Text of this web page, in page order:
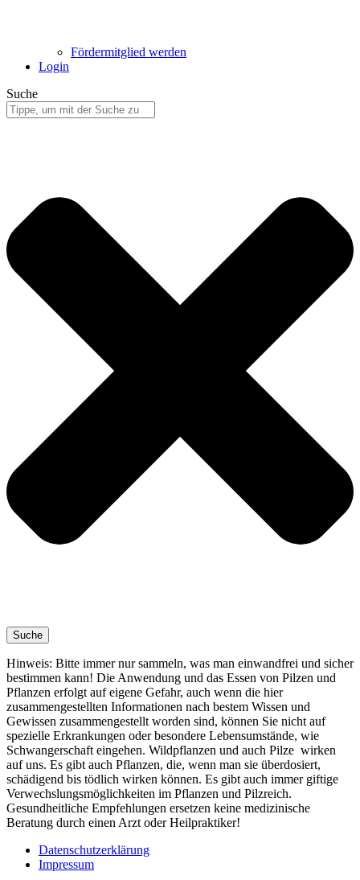
Fördermitglied werden
Login
Suche
Suche
Hinweis: Bitte immer nur sammeln, was man einwandfrei und sicher
bestimmen kann! Die Anwendung und das Essen von Pilzen und
Pflanzen erfolgt auf eigene Gefahr, auch wenn die hier
zusammengestellten Informationen nach bestem Wissen und
Gewissen zusammengestellt worden sind, können Sie nicht auf
spezielle Erkrankungen oder besondere Lebensumstände, wie
Schwangerschaft eingehen. Wildpflanzen und auch Pilze wirken
auf uns. Es gibt auch Pflanzen, die, wenn man sie überdosiert,
schädigend bis tödlich wirken können. Es gibt auch immer giftige
Verwechslungsmöglichkeiten im Pflanzen und Pilzreich.
Gesundheitliche Empfehlungen ersetzen keine medizinische
Beratung durch einen Arzt oder Heilpraktiker!
Datenschutzerklärung
Impressum